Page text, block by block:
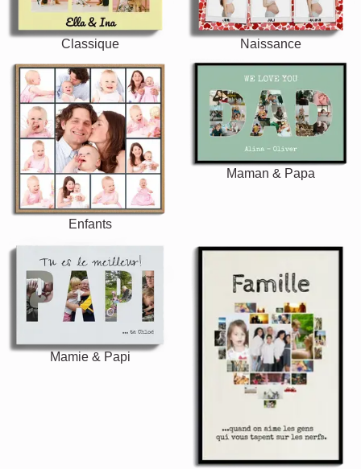
Classique Naissance
Enfants
Maman & Papa
Mamie & Papi